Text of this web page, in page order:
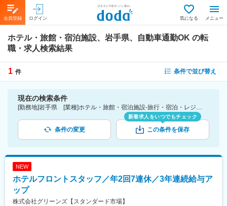
会員登録 ログイン 気になる メニュー
ホテル・旅館・宿泊施設、岩手県、自動車通勤OK の転
職・求人検索結果
1 件 条件で並び替え
現在の検索条件
[勤務地]岩手県 [業種]ホテル・旅館・宿泊施設-旅行・宿泊・レジャー業界 [詳細条件](会社・職場の環境)自動車通勤OK
条件の変更
新着求人をいつでもチェック
この条件を保存
NEW
ホテルフロントスタッフ／年2回7連休／3年連続給与ア
ップ
株式会社グリーンズ【スタンダード市場】